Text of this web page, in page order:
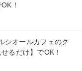
！
シオールカフェのク
るだけ】でOK！